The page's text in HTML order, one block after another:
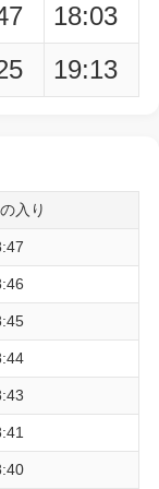
18:03
19:13
入り